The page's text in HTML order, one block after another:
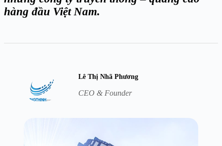
hàng đầu Việt Nam.
Lê Thị Nhã Phương
CEO & Founder